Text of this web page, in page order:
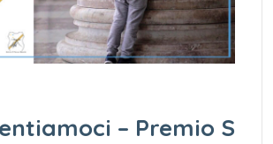
– Premio S